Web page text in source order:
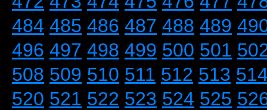
484 485 486 487 488 489
496 497 498 499 500 501
508 509 510 511 512 513
520 521 522 523 524 525